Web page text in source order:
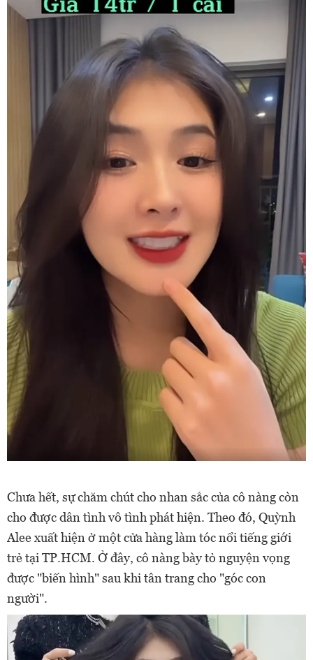
Chưa hết, sự chăm chút cho nhan sắc của cô nàng còn
cho được dân tình vô tình phát hiện. Theo đó, Quỳnh
Alee xuất hiện ở một cửa hàng làm tóc nổi tiếng giới
trẻ tại TP.HCM. Ở đây, cô nàng bày tỏ nguyện vọng
được "biến hình" sau khi tân trang cho "góc con
người".